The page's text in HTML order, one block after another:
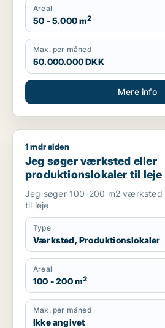
Areal
50 - 5.000 m2
Max. per måned
50.000.000 DKK
Mere info
Jeg søger værksted eller
1 mdr siden
Jeg søger værksted eller
produktionslokaler til leje
Vesterbro eller
Jeg søger 100-200 m2 værksted
til leje
Type
Værksted, Produktionslokaler
Areal
100 - 200 m2
Max. per måned
Ikke angivet